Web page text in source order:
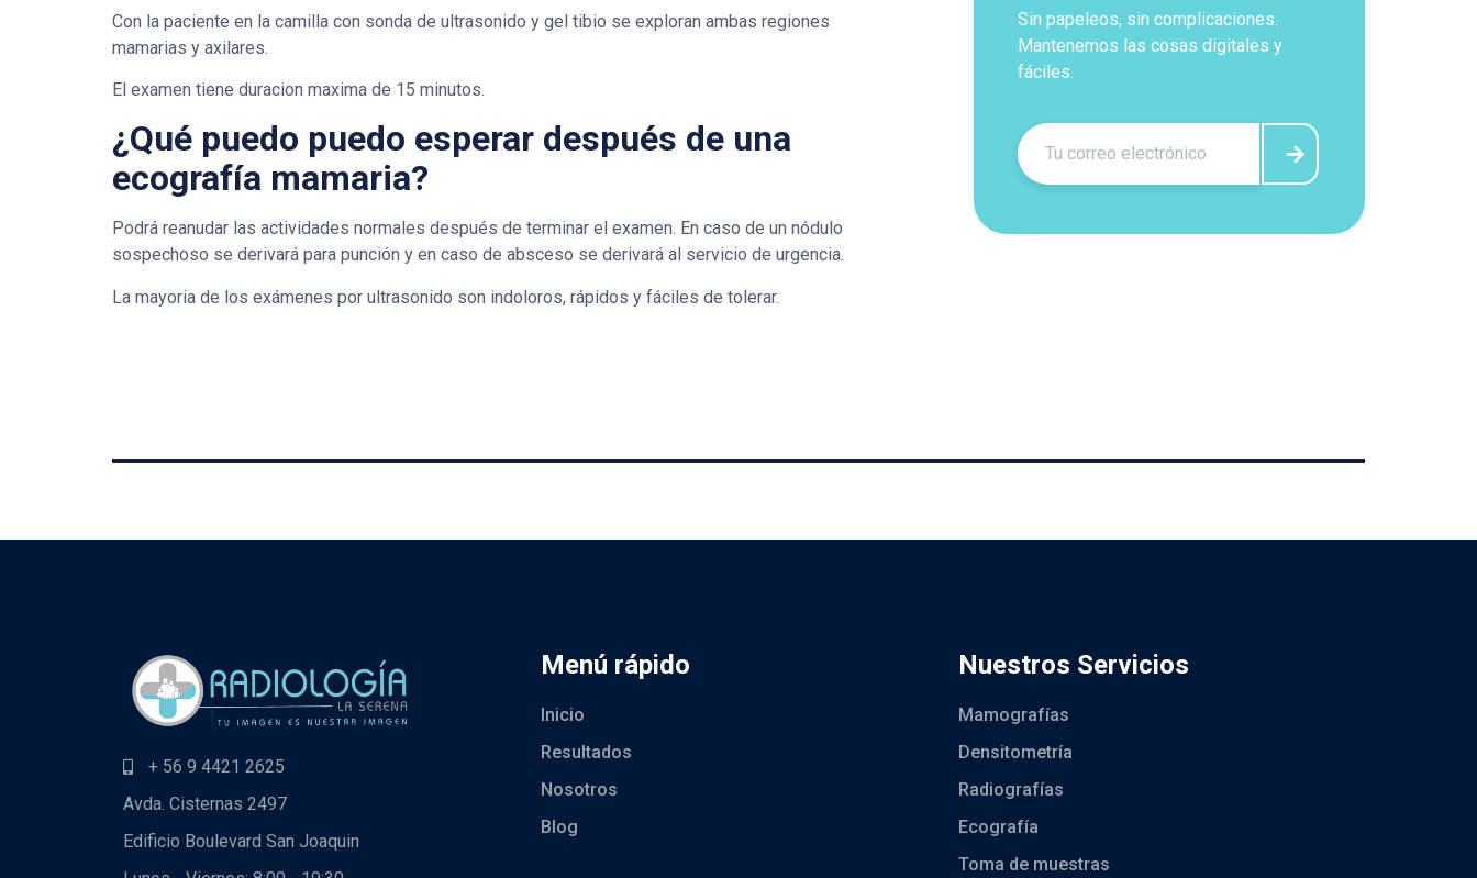
Con la paciente en la camilla con sonda de ultrasonido y gel tibio se exploran ambas regiones
mamarias y axilares.
El examen tiene duracion maxima de 15 minutos.
¿Qué puedo puedo esperar después de una
ecografía mamaria?
Podrá reanudar las actividades normales después de terminar el examen. En caso de un nódulo
sospechoso se derivará para punción y en caso de absceso se derivará al servicio de urgencia.
La mayoria de los exámenes por ultrasonido son indoloros, rápidos y fáciles de tolerar.
Sin papeleos, sin complicaciones.
Mantenemos las cosas digitales y
fáciles.
+ 56 9 4421 2625
Avda. Cisternas 2497
Edificio Boulevard San Joaquin
Menú rápido
Inicio
Resultados
Nosotros
Blog
Nuestros Servicios
Mamografías
Densitometría
Radiografías
Ecografía
Toma de muestras